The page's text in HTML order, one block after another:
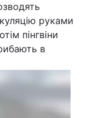
руками
пінгвіни
в